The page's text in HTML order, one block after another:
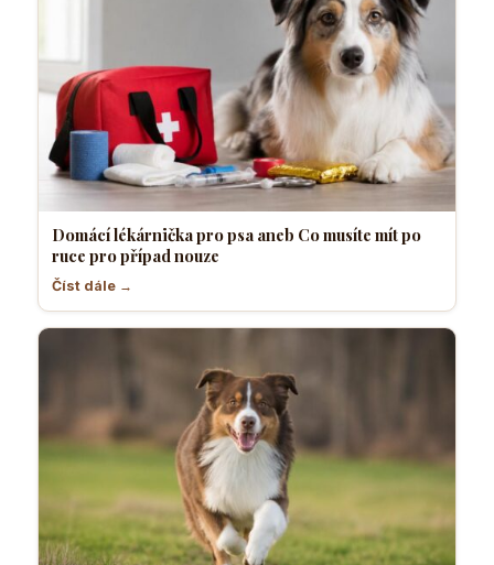
Domácí lékárnička pro psa aneb Co musíte mít po
ruce pro případ nouze
Číst dále →